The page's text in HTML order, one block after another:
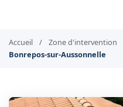
Accueil / Zone d'intervention
Bonrepos-sur-Aussonnelle